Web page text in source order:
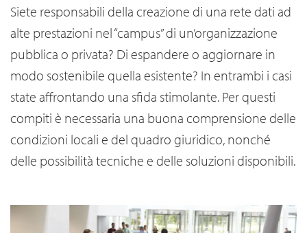
Siete responsabili della creazione di una rete dati ad
alte prestazioni nel “campus” di un’organizzazione
pubblica o privata? Di espandere o aggiornare in
modo sostenibile quella esistente? In entrambi i casi
state affrontando una sfida stimolante. Per questi
compiti è necessaria una buona comprensione delle
condizioni locali e del quadro giuridico, nonché
delle possibilità tecniche e delle soluzioni disponibili.